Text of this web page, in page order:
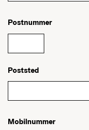
Postnummer
Poststed
Mobilnummer